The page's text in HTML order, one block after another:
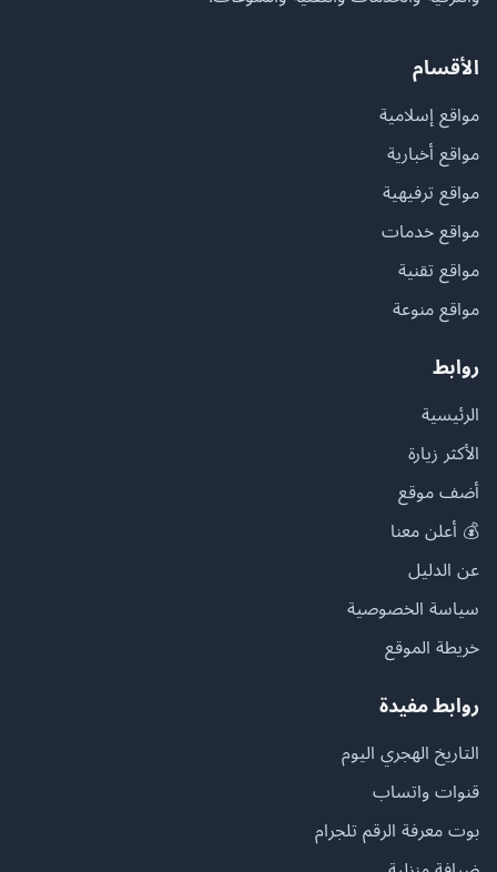
الأقسام
مواقع إسلامية
مواقع أخبارية
مواقع ترفيهية
مواقع خدمات
مواقع تقنية
مواقع منوعة
روابط
الرئيسية
الأكثر زيارة
أضف موقع
💰 أعلن معنا
عن الدليل
سياسة الخصوصية
خريطة الموقع
روابط مفيدة
التاريخ الهجري اليوم
قنوات واتساب
بوت معرفة الرقم تلجرام